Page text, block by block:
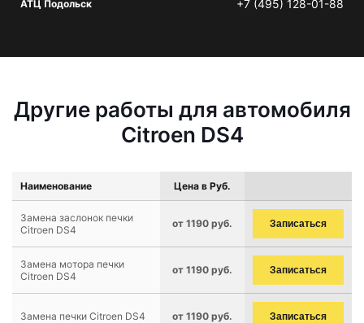
АТЦ Подольск +7 (495) 128-01-88
Другие работы для автомобиля
Citroen DS4
Наименование Цена в Руб.
Замена заслонок печки
Citroen DS4
от 1190 руб. Записаться
Замена мотора печки
Citroen DS4
от 1190 руб. Записаться
Замена печки Citroen DS4 от 1190 руб. Записаться